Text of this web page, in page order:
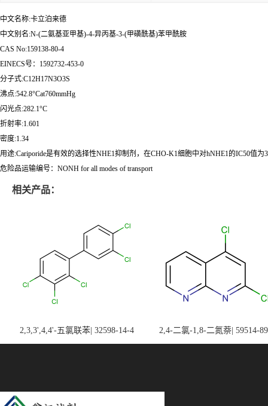
中文名称:卡立泊来德
中文别名:N-(二氨基亚甲基)-4-异丙基-3-(甲磺酰基)苯甲酰胺
CAS No:159138-80-4
EINECS号：1592732-453-0
分子式:C12H17N3O3S
沸点:542.8°Cat760mmHg
闪光点:282.1°C
折射率:1.601
密度:1.34
用途:Cariporide是有效的选择性NHE1抑制剂，在CHO-K1细胞中对hNHE1的IC50值为
危险品运输编号：NONH for all modes of transport
相关产品：
2,3,3',4,4'-五氯联苯| 32598-14-4 2,4-二氯-1,8-二氮萘| 59514-